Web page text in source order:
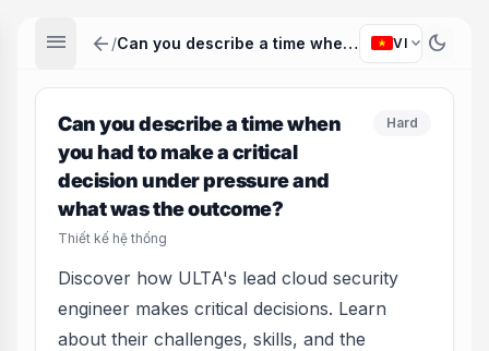
menu arrow_back / Can you describe a time when you had to make a critical decision under pressure and what was the outcome? VI expand_more dark_mode
Can you describe a time when
you had to make a critical
decision under pressure and
what was the outcome?
Thiết kế hệ thống
Hard
Discover how ULTA's lead cloud security
engineer makes critical decisions. Learn
about their challenges, skills, and the